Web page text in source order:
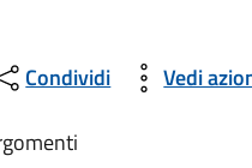
Condividi
Vedi